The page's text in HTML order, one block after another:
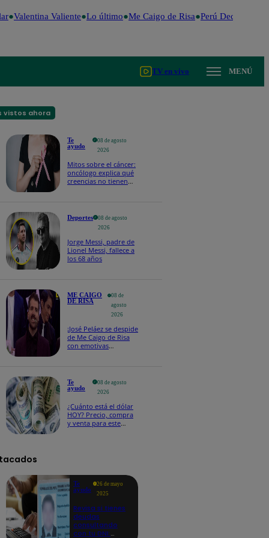
Valentina Valiente Lo último Me Caigo de Risa Perú Decide 2026
TV en vivo MENÚ
vistos ahora
Te
ayudo
08 de agosto
2026
Mitos sobre el cáncer:
oncólogo explica qué
creencias no tienen
Deportes
08 de agosto
2026
Jorge Messi, padre de
Lionel Messi, fallece a
los 68 años
ME CAIGO
DE RISA
08 de
agosto
2026
¡José Peláez se despide
de Me Caigo de Risa
con emotivas
Te
ayudo
08 de agosto
2026
¿Cuánto está el dólar
HOY? Precio, compra
y venta para este
Te
ayudo
26 de mayo
2025
Revisa si tienes
deudas
consultando
con tu DNI: